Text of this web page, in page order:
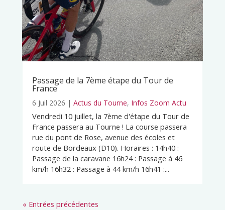
Passage de la 7ème étape du Tour de
France
6 Juil 2026 | Actus du Tourne, Infos Zoom Actu
Vendredi 10 juillet, la 7ème d'étape du Tour de
France passera au Tourne ! La course passera
rue du pont de Rose, avenue des écoles et
route de Bordeaux (D10). Horaires : 14h40 :
Passage de la caravane 16h24 : Passage à 46
km/h 16h32 : Passage à 44 km/h 16h41 :...
« Entrées précédentes